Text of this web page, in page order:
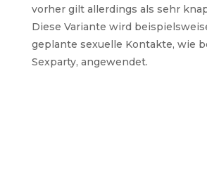
vorher gilt allerdings als sehr
Diese Variante wird
geplante sexuelle Kontakte, wie
Sexparty, angewendet.